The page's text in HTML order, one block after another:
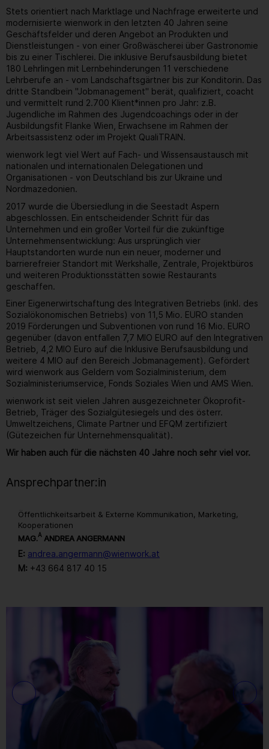
Stets orientiert nach Marktlage und Nachfrage erweiterte und
modernisierte wienwork in den letzten 40 Jahren seine
Geschäftsfelder und deren Angebot an Produkten und
Dienstleistungen - von einer Großwäscherei über Gastronomie
bis zu einer Tischlerei. Die inklusive Berufsausbildung bietet
180 Lehrlingen mit Lernbehinderungen 11 verschiedene
Lehrberufe an - vom Landschaftsgärtner bis zur Konditorin. Das
dritte Standbein "Jobmanagement" berät, qualifiziert, coacht
und vermittelt rund 2.700 Klient*innen pro Jahr: z.B.
Jugendliche im Rahmen des Jugendcoachings oder in der
Ausbildungsfit Flanke Wien, Erwachsene im Rahmen der
Arbeitsassistenz oder im Projekt QualiTRAIN.
wienwork legt viel Wert auf Fach- und Wissensaustausch mit
nationalen und internationalen Delegationen und
Organisationen - von Deutschland bis zur Ukraine und
Nordmazedonien.
2017 wurde die Übersiedlung in die Seestadt Aspern
abgeschlossen. Ein entscheidender Schritt für das
Unternehmen und ein großer Vorteil für die zukünftige
Unternehmensentwicklung: Aus ursprünglich vier
Hauptstandorten wurde nun ein neuer, moderner und
barrierefreier Standort mit Werkshalle, Zentrale, Projektbüros
und weiteren Produktionsstätten sowie Restaurants
geschaffen.
Einer Eigenerwirtschaftung des Integrativen Betriebs (inkl. des
Sozialökonomischen Betriebs) von 11,5 Mio. EURO standen
2019 Förderungen und Subventionen von rund 16 Mio. EURO
gegenüber (davon entfallen 7,7 MIO EURO auf den Integrativen
Betrieb, 4,2 MIO Euro auf die Inklusive Berufsausbildung und
weitere 4 MIO auf den Bereich Jobmanagement). Gefördert
wird wienwork aus Geldern vom Sozialministerium, dem
Sozialministeriumservice, Fonds Soziales Wien und AMS Wien.
wienwork ist seit vielen Jahren ausgezeichneter Ökoprofit-
Betrieb, Träger des Sozialgütesiegels und des österr.
Umweltzeichens, Climate Partner und EFQM zertifiziert
(Gütezeichen für Unternehmensqualität).
Wir haben auch für die nächsten 40 Jahre noch sehr viel vor.
Ansprechpartner:in
Öffentlichkeitsarbeit & Externe Kommunikation, Marketing,
Kooperationen
MAG.A ANDREA ANGERMANN
E: andrea.angermann@wienwork.at
M: +43 664 817 40 15